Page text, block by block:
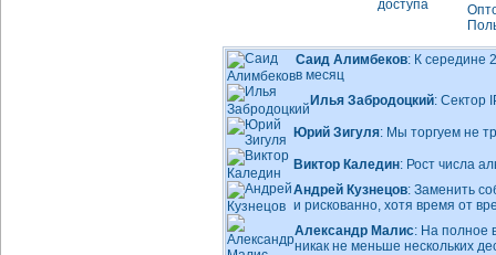
Саид Алимбеков: К середине
в месяц
Илья Забродоцкий: Сектор
Юрий Зигуля: Мы торгуем не
Виктор Каледин: Рост числа
Андрей Кузнецов: Заменить
и рискованно, хотя время от
Александр Малис: На полное
никак не меньше нескольких